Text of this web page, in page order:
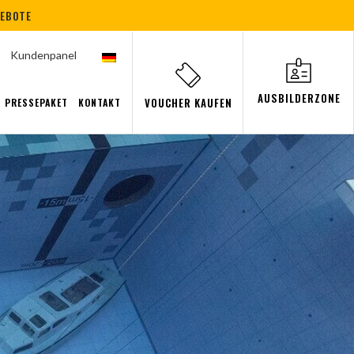
Kundenpanel
Abfahrten
Eventy Podwodny pokój
PRESSEPAKET KONTAKT VOUCHER KAUFEN AUSBILDERZONE